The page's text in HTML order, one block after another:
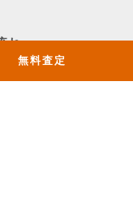
無料査定
れ